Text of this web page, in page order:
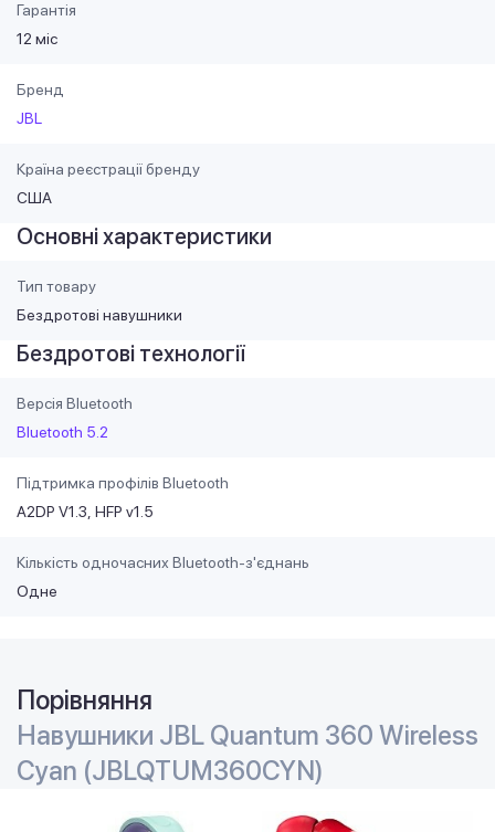
Гарантія
12 міс
Бренд
JBL
Країна реєстрації бренду
США
Основні характеристики
Тип товару
Бездротові навушники
Бездротові технології
Версія Bluetooth
Bluetooth 5.2
Підтримка профілів Bluetooth
A2DP V1.3 HFP v1.5
Кількість одночасних Bluetooth-з'єднань
Одне
Порівняння
Навушники JBL Quantum 360 Wireless
Cyan (JBLQTUM360CYN)